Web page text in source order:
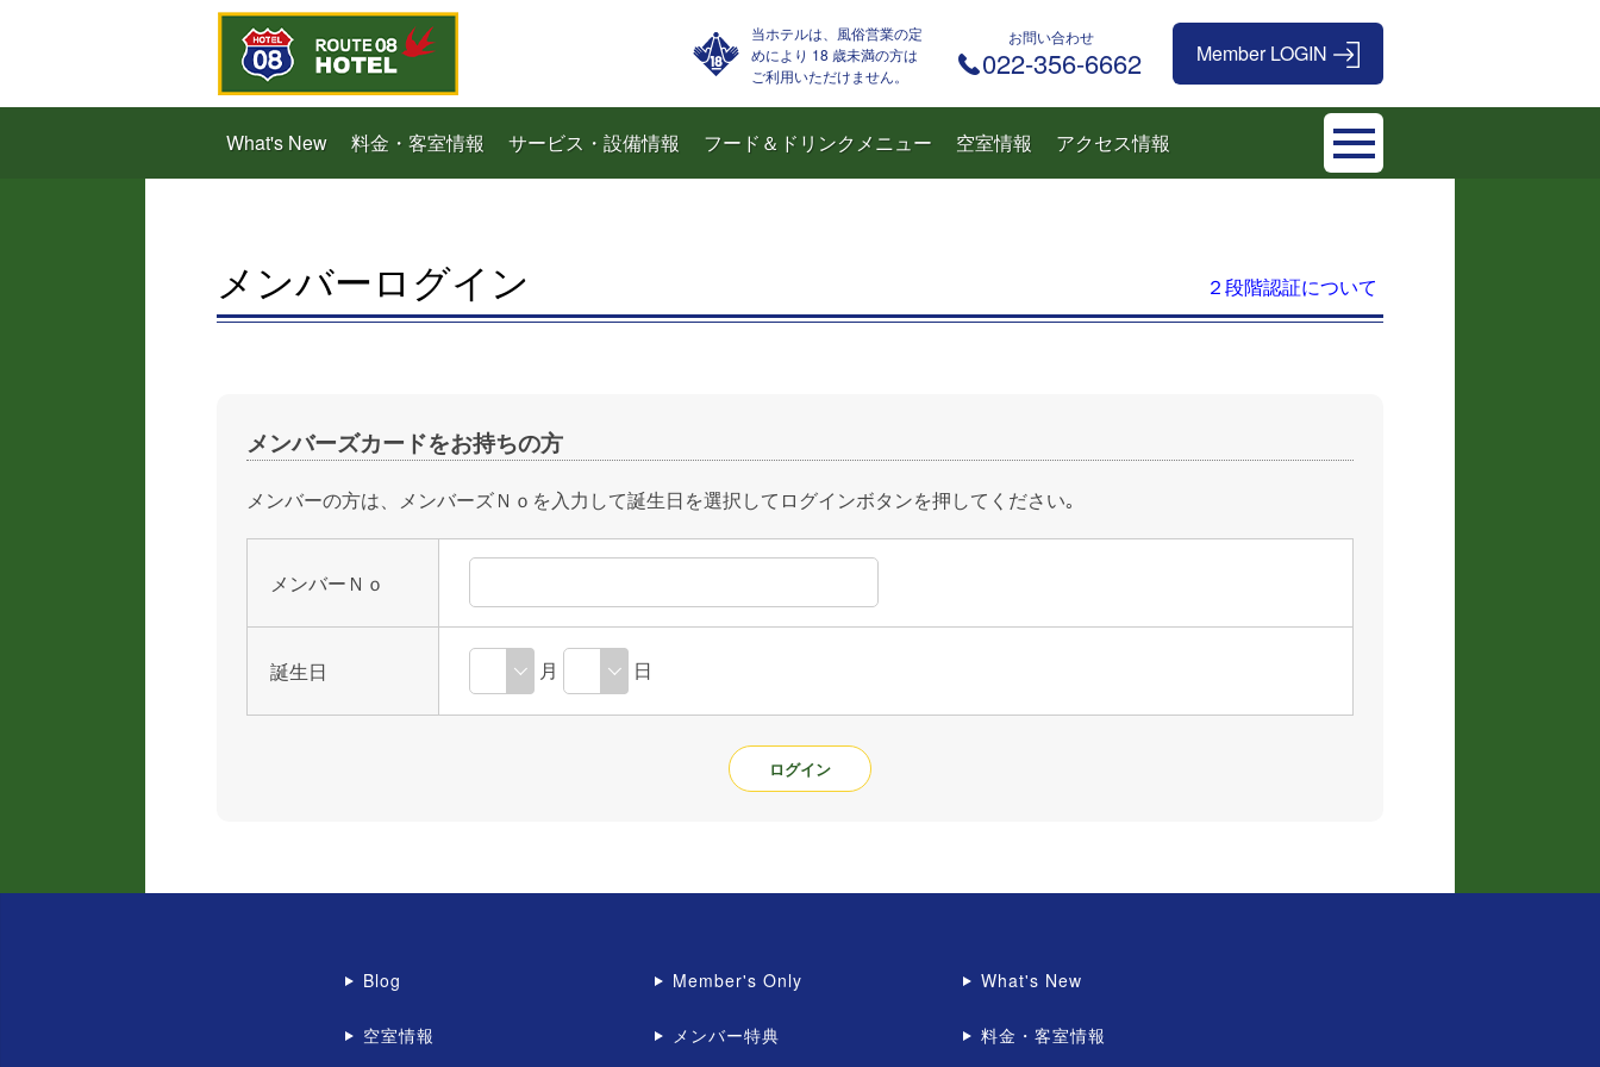
当ホテルは、風俗営業の定
めにより 18 歳未満の方は
ご利用いただけません。
お問い合わせ
022-356-6662
What's New 料金・客室情報 サービス・設備情報 フード＆ドリンクメニュー 空室情報 アクセス情報
メンバーログイン ２段階認証について
メンバーズカードをお持ちの方
メンバーの方は、メンバーズＮｏを入力して誕生日を選択してログインボタンを押してください｡
メンバーＮｏ
誕生日 月 日
Blog Member's Only What's New
空室情報 メンバー特典 料金・客室情報